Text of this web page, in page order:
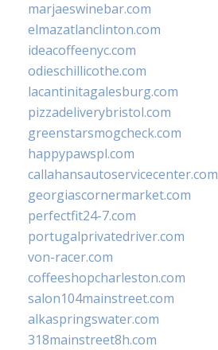
marjaeswinebar.com
elmazatlanclinton.com
ideacoffeenyc.com
odieschillicothe.com
lacantinitagalesburg.com
pizzadeliverybristol.com
greenstarsmogcheck.com
happypawspl.com
callahansautoservicecenter.com
georgiascornermarket.com
perfectfit24-7.com
portugalprivatedriver.com
von-racer.com
coffeeshopcharleston.com
salon104mainstreet.com
alkaspringswater.com
318mainstreet8h.com